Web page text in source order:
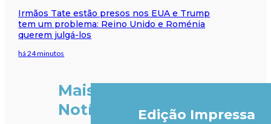
Irmãos Tate estão presos nos EUA e Trump
tem um problema: Reino Unido e Roménia
querem julgá-los
há 24 minutos
Mais
Notícias
Edição Impressa